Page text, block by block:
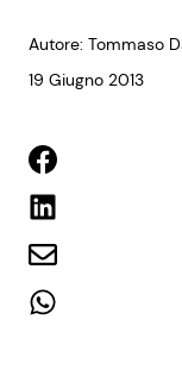
Autore: Tommaso
19 Giugno 2013